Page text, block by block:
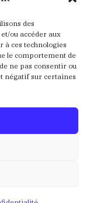
des
ou accéder aux
ces technologies
le comportement de
ne pas consentir ou
négatif sur certaines
PLACES